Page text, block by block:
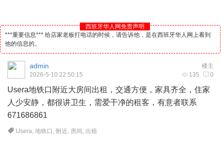
西班牙华人网免责声明
***重要信息*** 给店家老板打电话的时候，请告诉他，是在西班牙华人网上看到
他的信息的。
楼主
admin
135 0
2026-5-10 22:50:15
Usera地铁口附近大房间出租，交通方便，家具齐全，住家
人少安静，都很讲卫生，需爱干净的租客，有意者联系
671686861
Usera,地铁口 , 附近, 房间 , 出租